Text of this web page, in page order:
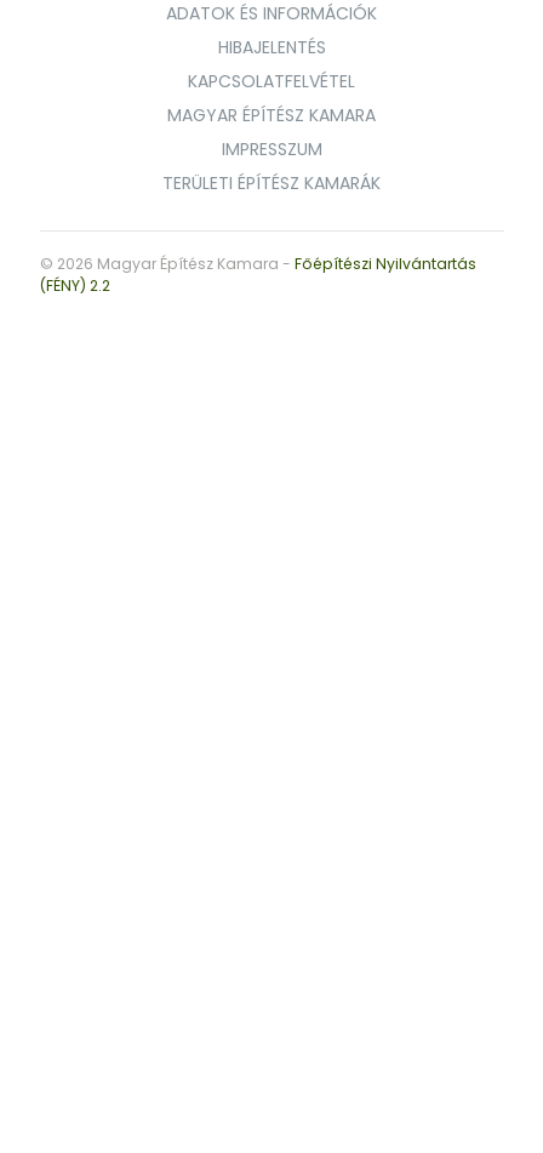
ADATOK ÉS INFORMÁCIÓK
HIBAJELENTÉS
KAPCSOLATFELVÉTEL
MAGYAR ÉPÍTÉSZ KAMARA
IMPRESSZUM
TERÜLETI ÉPÍTÉSZ KAMARÁK
© 2026 Magyar Építész Kamara - Főépítészi Nyilvántartás
(FÉNY) 2.2